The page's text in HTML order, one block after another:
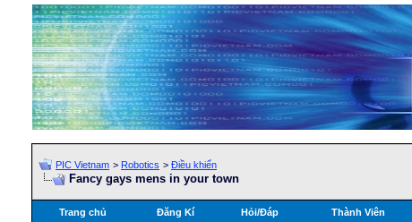
PIC Vietnam > Robotics > Điều khiển
Fancy gays mens in your town
Trang chủ Đăng Kí Hỏi/Ðáp Thành Viên